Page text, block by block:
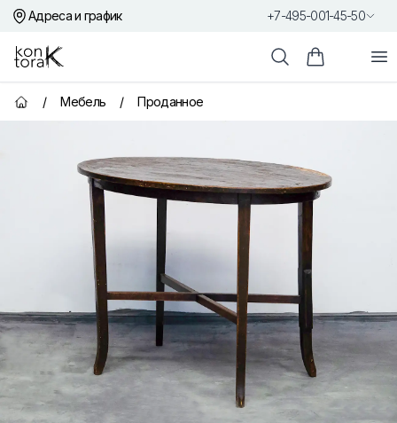
Адреса и график +7-495-001-45-50
Контора К
ПоискКорзина
Главная страница
/ Мебель / Проданное